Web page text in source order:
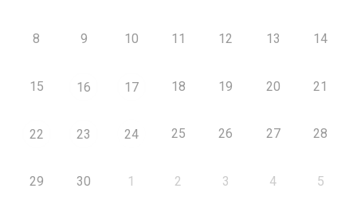
8 9 10 11 12 13 14
15 16 17 18 19 20 21
22 23 24 25 26 27 28
29 30 1 2 3 4 5